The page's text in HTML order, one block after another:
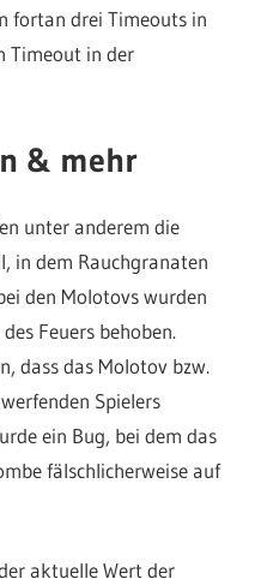
fortan drei Timeouts in
Timeout in der
& mehr
unter anderem die
in dem Rauchgranaten
den Molotovs wurden
Feuers behoben.
dass das Molotov bzw.
Spielers
ein Bug, bei dem das
fälschlicherweise auf
aktuelle Wert der